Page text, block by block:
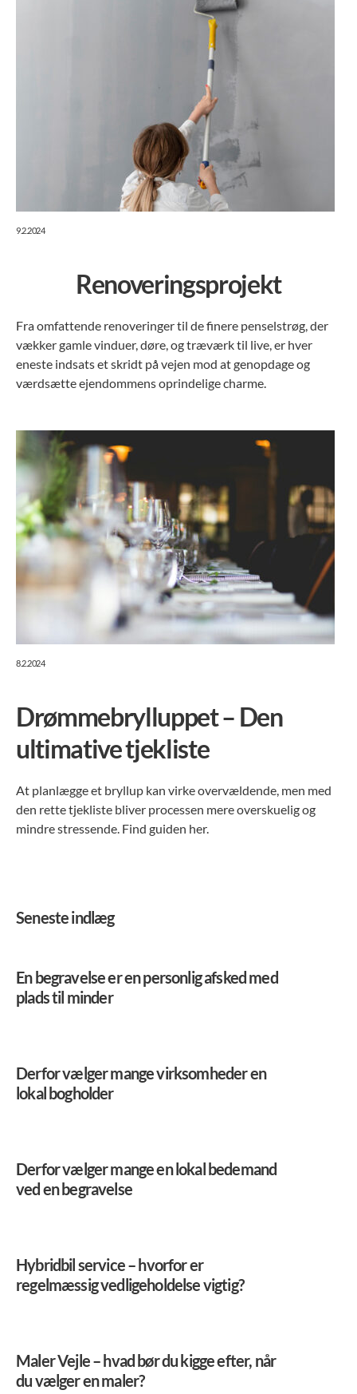
9.2.2024
Renoveringsprojekt
Fra omfattende renoveringer til de finere penselstrøg, der
vækker gamle vinduer, døre, og træværk til live, er hver
eneste indsats et skridt på vejen mod at genopdage og
værdsætte ejendommens oprindelige charme.
8.2.2024
Drømmebrylluppet – Den
ultimative tjekliste
At planlægge et bryllup kan virke overvældende, men med
den rette tjekliste bliver processen mere overskuelig og
mindre stressende. Find guiden her.
Seneste indlæg
En begravelse er en personlig afsked med
plads til minder
Derfor vælger mange virksomheder en
lokal bogholder
Derfor vælger mange en lokal bedemand
ved en begravelse
Hybridbil service – hvorfor er
regelmæssig vedligeholdelse vigtig?
Maler Vejle – hvad bør du kigge efter, når
du vælger en maler?